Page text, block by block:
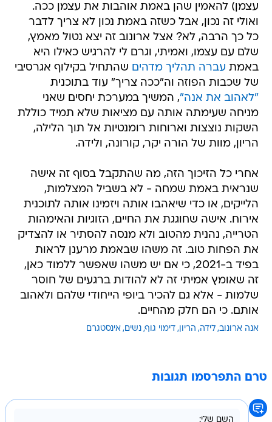
עצמן) להאמין שהן באמת אוהבות את עצמן ככה.
ואולי זה נכון, אבל כשזה באמת נכון לא צריך לדבר
כל כך הרבה, לא? אצל ארונוב זה יצא נטול מאמץ,
שלם עם עצמו, ואמיתי, וגרם לי להרגיש כאילו היא
באמת עברה תהליך מדהים שהתחיל בקילוף אגרסיבי
של שכבות הפוזה וה"ככה צריך" עוד בתוכנית
"לאהוב את אנה", המשיך במערכת יחסים שאני
מניחה שעימתה אותה עם מציאות שלא תמיד כוללת
השקות נוצצות וארוחות רומנטיות אל תוך הלילה,
הריון, מוות של הורה יקר, קורונה, ולידה.
אחרי כל הזיכוך הזה, מה שהתקבל בסוף זה אישה
שנראית באמת שמחה - לא בשביל המצלמות,
הלייקים, או כדי שיאהבו אותה ויזמינו אותה לתוכנית
אירוח. אישה שחוגגת את החיים, הזוגיות והאימהות
הטרייה, נהנית מהטוב ולא מנסה להסתיר או להצדיק
את הפחות טוב. זה משהו שבאמת מרענן לראות
בפיד ב-2021, כי אם יש משהו שאפשר ללמוד כאן,
זה שאומץ אמיתי זה לא להודות ברגעים של חוסר
שלמות - אלא גם להכיר ביופי הייחודי שלהם ולאהוב
אותם. כי הם חלק מהחיים.
אנה ארונוב לידה הריון דימוי גוף נשים אינסטגרם
טרם התפרסמו תגובות